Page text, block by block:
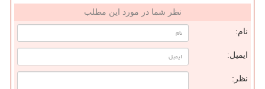
نظر شما در مورد این مطلب
نام:
ایمیل:
نظر: